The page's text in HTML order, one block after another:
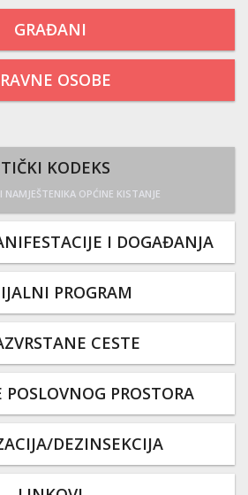
GRAĐANI
OSOBE
KODEKS
NAMJEŠTENIKA OPĆINE KISTANJE
I DOGAĐANJA
PROGRAM
CESTE
POSLOVNOG PROSTORA
DEZINSEKCIJA